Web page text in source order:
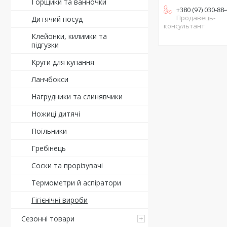
Дитячий посуд
Клейонки, килимки та
підгузки
Круги для купання
Ланчбокси
Нагрудники та слинявчики
Ножиці дитячі
Поїльники
Гребінець
Соски та прорізувачі
Термометри й аспіратори
Гігієнічні вироби
Сезонні товари
+380 (97) 030-
Продавець-
консультант